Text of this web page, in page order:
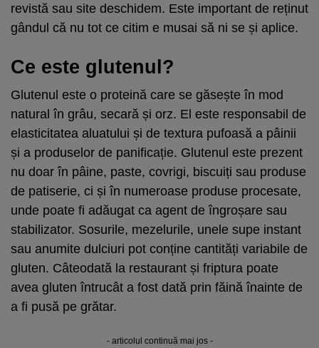
revistă sau site deschidem. Este important de reținut
gândul că nu tot ce citim e musai să ni se și aplice.
Ce este glutenul?
Glutenul este o proteină care se găsește în mod
natural în grâu, secară și orz. El este responsabil de
elasticitatea aluatului și de textura pufoasă a pâinii
și a produselor de panificație. Glutenul este prezent
nu doar în pâine, paste, covrigi, biscuiți sau produse
de patiserie, ci și în numeroase produse procesate,
unde poate fi adăugat ca agent de îngroșare sau
stabilizator. Sosurile, mezelurile, unele supe instant
sau anumite dulciuri pot conține cantități variabile de
gluten. Câteodată la restaurant și friptura poate
avea gluten întrucât a fost dată prin făină înainte de
a fi pusă pe grătar.
- articolul continuă mai jos -